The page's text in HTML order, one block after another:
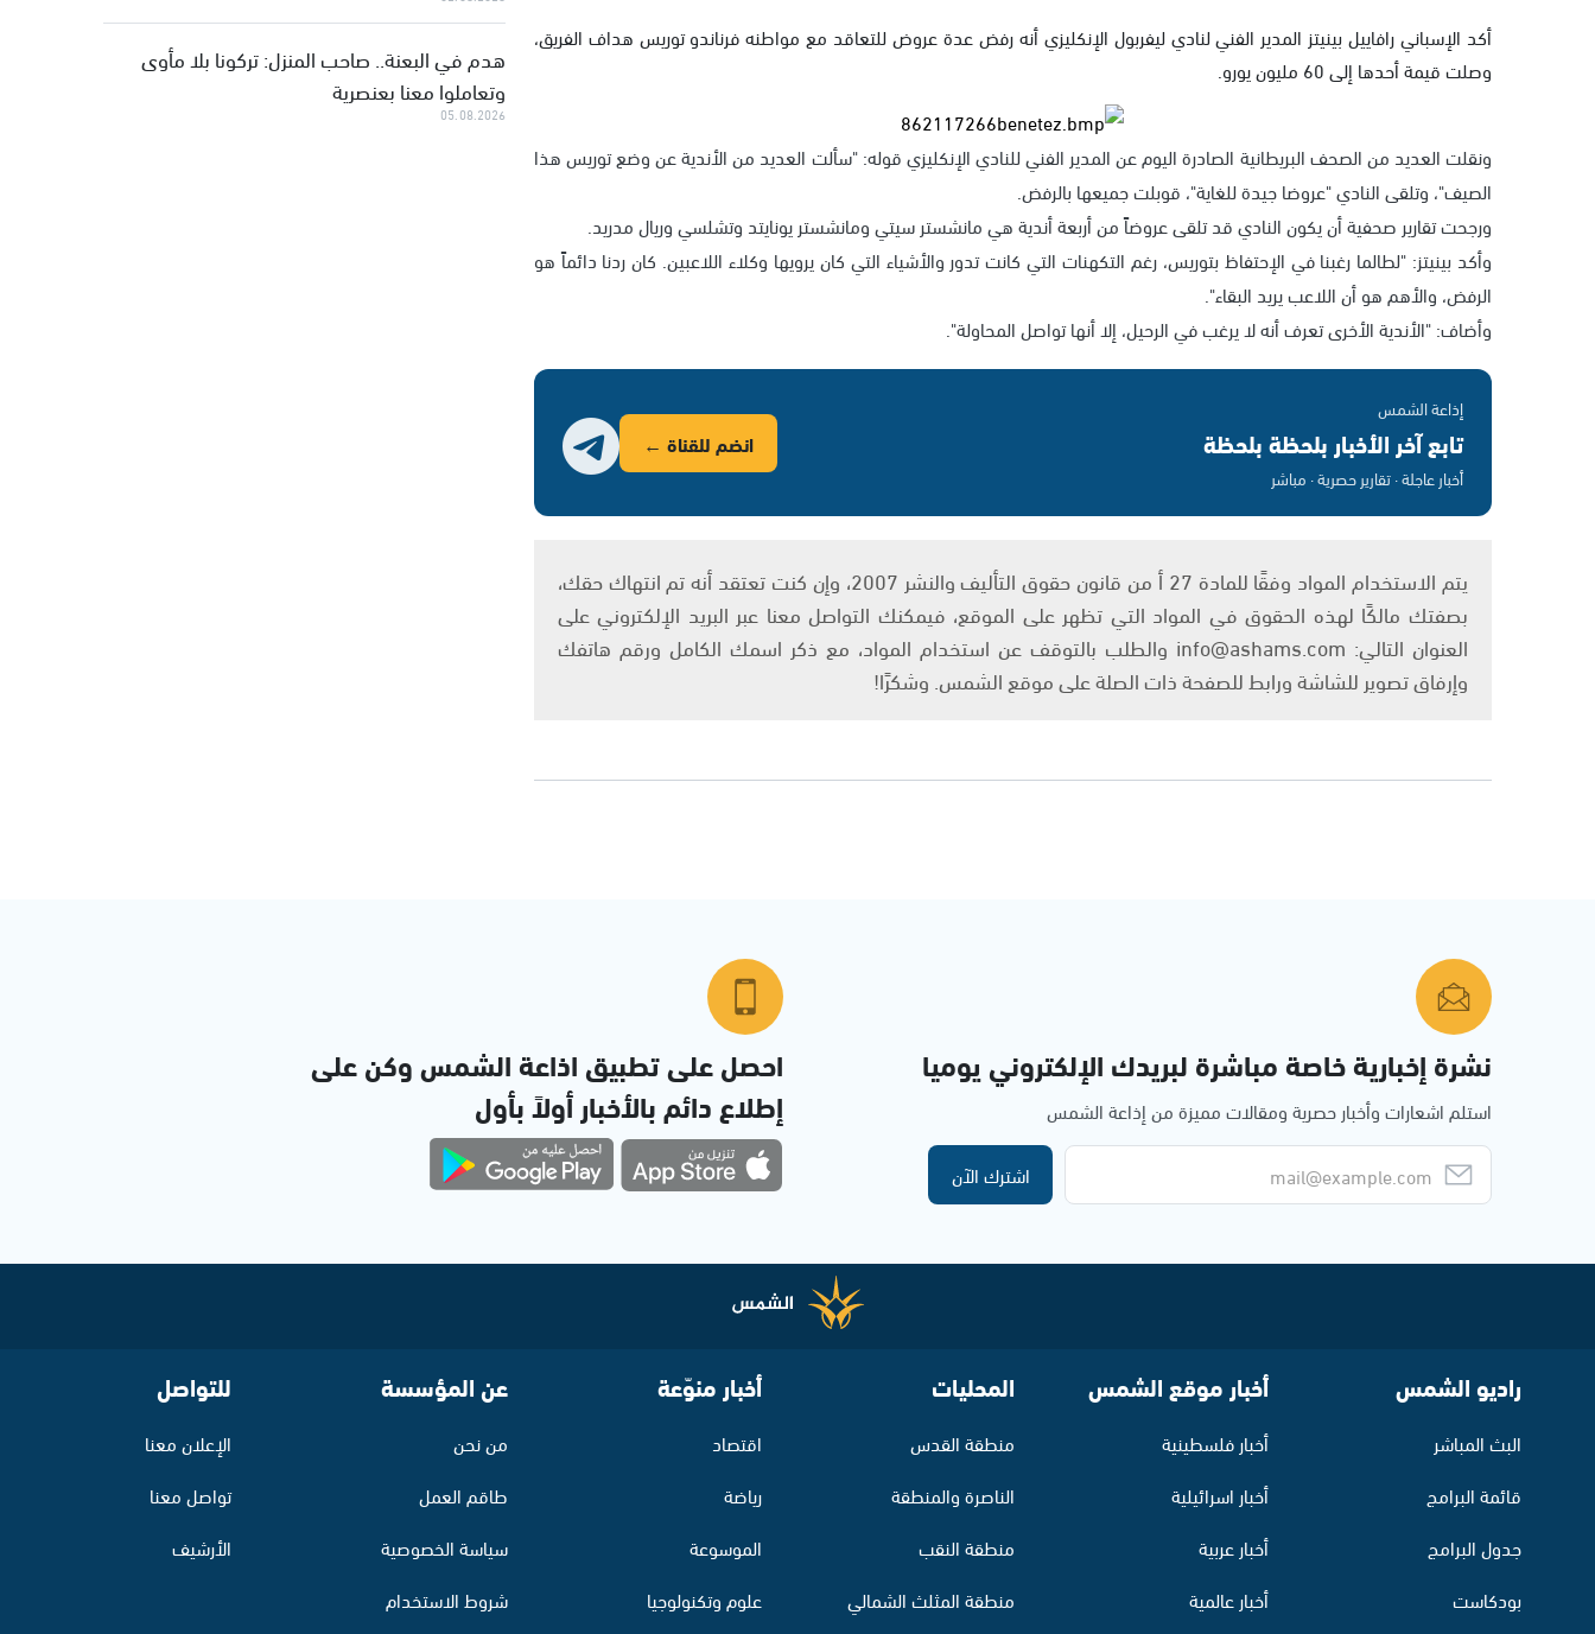
أكد الإسباني رافاييل بينيتز المدير الفني لنادي ليفربول الإنكليزي أنه رفض عدة عروض للتعاقد مع مواطنه فرناندو توريس هداف الفريق،
وصلت قيمة أحدها إلى 60 مليون يورو.
ونقلت العديد من الصحف البريطانية الصادرة اليوم عن المدير الفني للنادي الإنكليزي قوله: "سألت العديد من الأندية عن وضع توريس هذا
الصيف"، وتلقى النادي "عروضا جيدة للغاية"، قوبلت جميعها بالرفض.
ورجحت تقارير صحفية أن يكون النادي قد تلقى عروضاً من أربعة أندية هي مانشستر سيتي ومانشستر يونايتد وتشلسي وريال مدريد.
وأكد بينيتز: "لطالما رغبنا في الإحتفاظ بتوريس، رغم التكهنات التي كانت تدور والأشياء التي كان يرويها وكلاء اللاعبين. كان ردنا دائماً هو
الرفض، والأهم هو أن اللاعب يريد البقاء".
وأضاف: "الأندية الأخرى تعرف أنه لا يرغب في الرحيل، إلا أنها تواصل المحاولة".
إذاعة الشمس
تابع آخر الأخبار بلحظة بلحظة
أخبار عاجلة · تقارير حصرية · مباشر
انضم للقناة ←
يتم الاستخدام المواد وفقًا للمادة 27 أ من قانون حقوق التأليف والنشر 2007، وإن كنت تعتقد أنه تم انتهاك حقك،
بصفتك مالكًا لهذه الحقوق في المواد التي تظهر على الموقع، فيمكنك التواصل معنا عبر البريد الإلكتروني على
العنوان التالي: info@ashams.com والطلب بالتوقف عن استخدام المواد، مع ذكر اسمك الكامل ورقم هاتفك
وإرفاق تصوير للشاشة ورابط للصفحة ذات الصلة على موقع الشمس. وشكرًا!
هدم في البعنة.. صاحب المنزل: تركونا بلا مأوى
وتعاملوا معنا بعنصرية
05.08.2026
نشرة إخبارية خاصة مباشرة لبريدك الإلكتروني يوميا
استلم اشعارات وأخبار حصرية ومقالات مميزة من إذاعة الشمس
اشترك الآن
احصل على تطبيق اذاعة الشمس وكن على
إطلاع دائم بالأخبار أولاً بأول
راديو الشمس
البث المباشر
قائمة البرامج
جدول البرامج
بودكاست
أخبار موقع الشمس
أخبار فلسطينية
أخبار اسرائيلية
أخبار عربية
أخبار عالمية
المحليات
منطقة القدس
الناصرة والمنطقة
منطقة النقب
منطقة المثلث الشمالي
أخبار منوّعة
اقتصاد
رياضة
الموسوعة
علوم وتكنولوجيا
عن المؤسسة
من نحن
طاقم العمل
سياسة الخصوصية
شروط الاستخدام
للتواصل
الإعلان معنا
تواصل معنا
الأرشيف